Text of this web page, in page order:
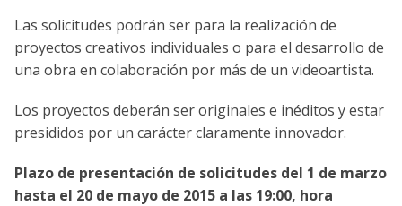
Las solicitudes podrán ser para la realización de
proyectos creativos individuales o para el desarrollo de
una obra en colaboración por más de un videoartista.
Los proyectos deberán ser originales e inéditos y estar
presididos por un carácter claramente innovador.
Plazo de presentación de solicitudes del 1 de marzo
hasta el 20 de mayo de 2015 a las 19:00, hora